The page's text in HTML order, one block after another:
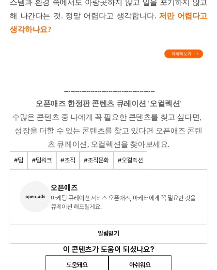
스템과 환경 속에서도 아랑곳하지 않고 일을 포기하지 않고
해 나간다는 것. 정말 어렵다고 생각합니다. 저만 어렵다고
생각하나요?
-----------------------------------------
오픈애즈 한정판 콘텐츠 큐레이션 '오컬렉션'
수많은 콘텐츠 중 나에게 꼭 필요한 콘텐츠를 찾고 싶다면,
성장을 더할 수 있는 콘텐츠를 찾고 있다면 오픈애즈 콘텐
츠 큐레이션 , 오컬렉션을 찾아보세요.
#팀 #팀워크 #조직 #조직문화 #오컬렉션
오픈애즈
마케팅 큐레이션 서비스 오픈애즈, 마케터에게 꼭 필요한 것을
큐레이션 해드릴게요.
알림받기
이 콘텐츠가 도움이 되셨나요?
도움돼요 아쉬워요